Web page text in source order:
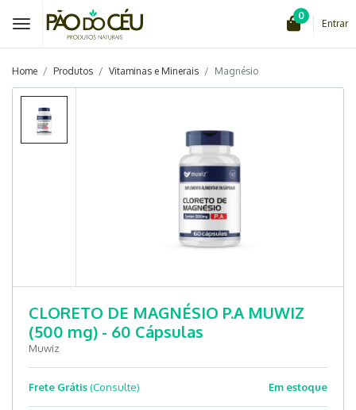
0
Entrar
Home Produtos Vitaminas e Minerais Magnésio
CLORETO DE MAGNÉSIO P.A MUWIZ
(500 mg) - 60 Cápsulas
Muwiz
Em estoque
Frete Grátis(Consulte)